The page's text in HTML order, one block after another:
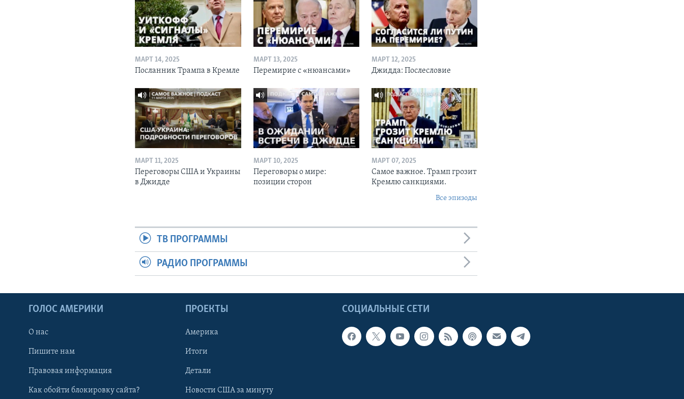
МАРТ 14, 2025
Посланник Трампа в Кремле
МАРТ 13, 2025
Перемирие с «нюансами»
МАРТ 12, 2025
Джидда: Послесловие
МАРТ 11, 2025
Переговоры США и Украины
в Джидде
МАРТ 10, 2025
Переговоры о мире:
позиции сторон
МАРТ 07, 2025
Самое важное. Трамп грозит
Кремлю санкциями.
Все эпизоды
ТВ ПРОГРАММЫ
РАДИО ПРОГРАММЫ
СОЦИАЛЬНЫЕ СЕТИ
ГОЛОС АМЕРИКИ
О нас
Пишите нам
Правовая информация
Как обойти блокировку сайта?
ПРОЕКТЫ
Америка
Итоги
Детали
Новости США за минуту